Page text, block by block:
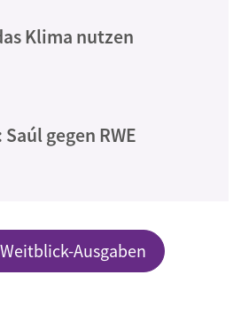
Klima nutzen
gegen RWE
Ausgaben